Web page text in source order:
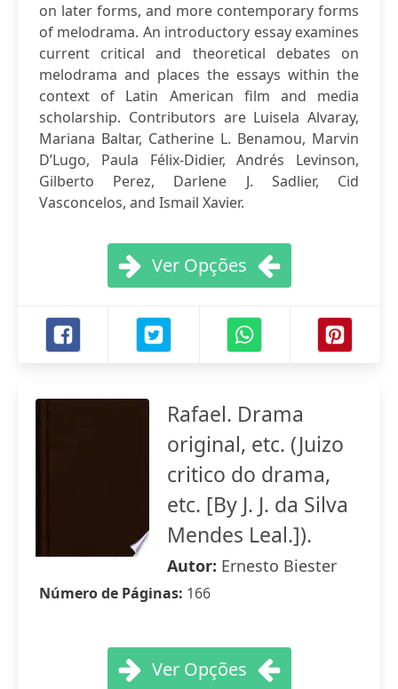
on later forms, and more contemporary forms
of melodrama. An introductory essay examines
current critical and theoretical debates on
melodrama and places the essays within the
context of Latin American film and media
scholarship. Contributors are Luisela Alvaray,
Mariana Baltar, Catherine L. Benamou, Marvin
D’Lugo, Paula Félix-Didier, Andrés Levinson,
Gilberto Perez, Darlene J. Sadlier, Cid
Vasconcelos, and Ismail Xavier.
Ver Opções
Rafael. Drama
original, etc. (Juizo
critico do drama,
etc. [By J. J. da Silva
Mendes Leal.]).
Autor: Ernesto Biester
Número de Páginas: 166
Ver Opções